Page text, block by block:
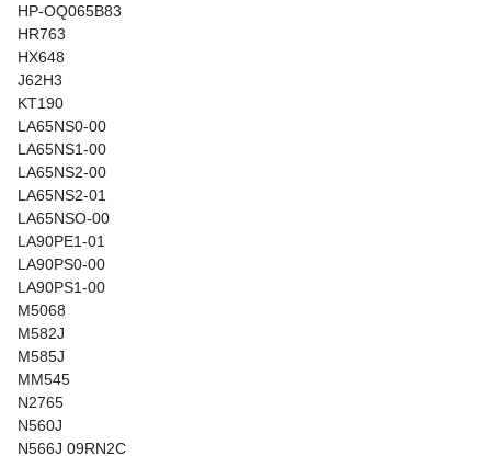
HP-OQ065B83
HR763
HX648
J62H3
KT190
LA65NS0-00
LA65NS1-00
LA65NS2-00
LA65NS2-01
LA65NSO-00
LA90PE1-01
LA90PS0-00
LA90PS1-00
M5068
M582J
M585J
MM545
N2765
N560J
N566J 09RN2C